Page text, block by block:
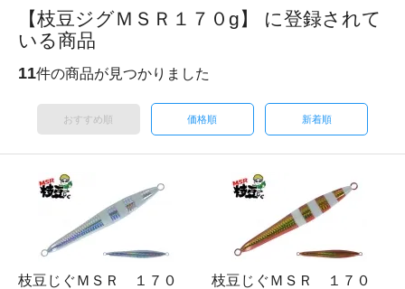
【枝豆ジグＭＳＲ１７０g】 に登録されて
いる商品
11件の商品が見つかりました
おすすめ順 価格順 新着順
枝豆じぐＭＳＲ １７０
枝豆じぐＭＳＲ １７０